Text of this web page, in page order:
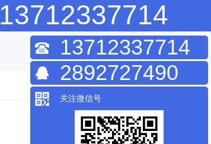
13712337714
我要发布
13712337714
2892727490
关注微信号